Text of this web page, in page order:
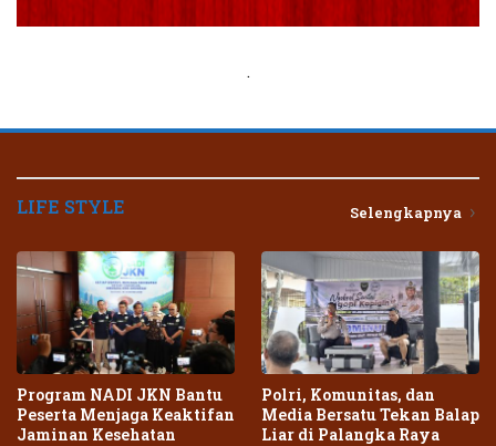
.
LIFE STYLE Selengkapnya
Program NADI JKN Bantu
Peserta Menjaga Keaktifan
Jaminan Kesehatan
Polri, Komunitas, dan
Media Bersatu Tekan Balap
Liar di Palangka Raya